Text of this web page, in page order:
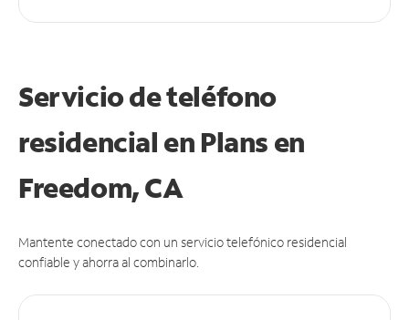
Servicio de teléfono
residencial en Plans en
Freedom, CA
Mantente conectado con un servicio telefónico residencial
confiable y ahorra al combinarlo.